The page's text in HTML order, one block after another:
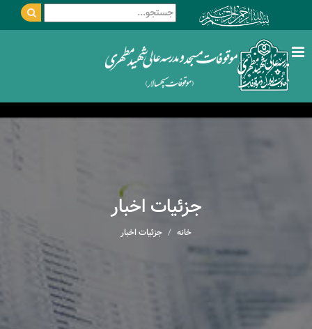
جزئیات اخبار
خانه جزئیات اخبار